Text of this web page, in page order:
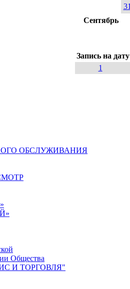
Сентябрь
Запись на
1
ОБСЛУЖИВАНИЯ
Общества
И ТОРГОВЛЯ"